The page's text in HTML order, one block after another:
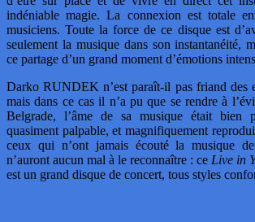
indéniable magie. La connexion est totale
musiciens. Toute la force de ce disque est
seulement la musique dans son instantanéité,
ce partage d’un grand moment d’émotions
Darko RUNDEK n’est paraît-il pas friand des
mais dans ce cas il n’a pu que se rendre à
Belgrade, l’âme de sa musique était bien
quasiment palpable, et magnifiquement
ceux qui n’ont jamais écouté la musique
n’auront aucun mal à le reconnaître : ce Live in
est un grand disque de concert, tous styles